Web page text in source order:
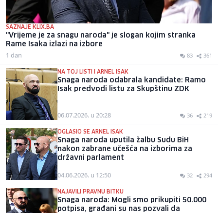
SAZNAJE KLIX.BA
"Vrijeme je za snagu naroda" je slogan kojim stranka
Rame Isaka izlazi na izbore
1 dan 83 361
NA TOJ LISTI I ARNEL ISAK
Snaga naroda odabrala kandidate: Ramo
Isak predvodi listu za Skupštinu ZDK
06.07.2026. u 20:28 36 219
OGLASIO SE ARNEL ISAK
Snaga naroda uputila žalbu Sudu BiH
nakon zabrane učešća na izborima za
državni parlament
04.06.2026. u 12:50 32 294
NAJAVILI PRAVNU BITKU
Snaga naroda: Mogli smo prikupiti 50.000
potpisa, građani su nas pozvali da